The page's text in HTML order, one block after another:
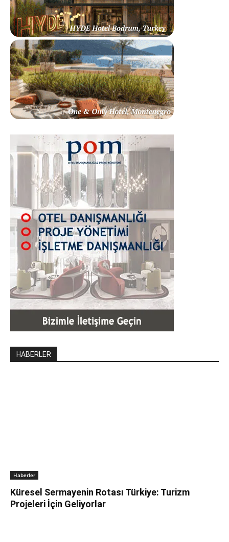
HABERLER
Haberler
Küresel Sermayenin Rotası Türkiye: Turizm
Projeleri İçin Geliyorlar